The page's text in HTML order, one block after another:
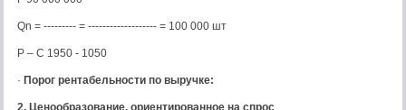
Qn = --------- = ------------------- = 100 000 шт
Р – С 1950 - 1050
· Порог рентабельности по выручке:
2. Ценообразование, ориентированное на спрос